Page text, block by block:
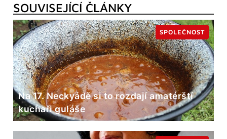
SOUVISEJÍCÍ ČLÁNKY
Na 17. Neckyádě si to rozdají amatérští
kuchaři guláše
SPOLEČNOST